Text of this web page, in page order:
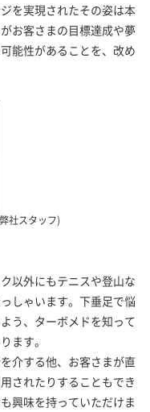
を実現されたその姿は本
お客さまの目標達成や夢
能性があることを、改め
社スタッフ)
以外にもテニスや登山な
しゃいます。下垂足で悩
う、ターボメドを知って
ます。
介する他、お客さまが直
されたりすることもでき
興味を持っていただけま